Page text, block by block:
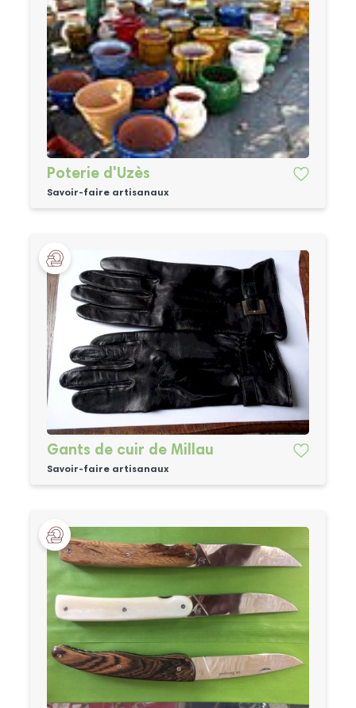
Poterie d'Uzès
Savoir-faire artisanaux
Gants de cuir de Millau
Savoir-faire artisanaux